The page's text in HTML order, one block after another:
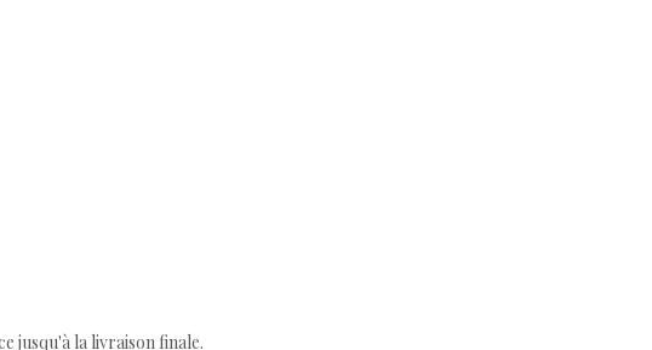
jusqu'à la livraison finale.